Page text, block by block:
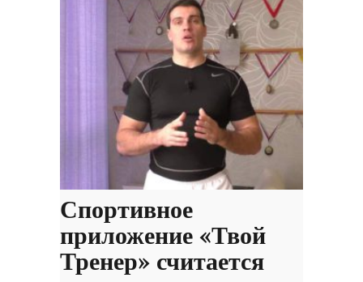
Спортивное
приложение «Твой
Тренер» считается